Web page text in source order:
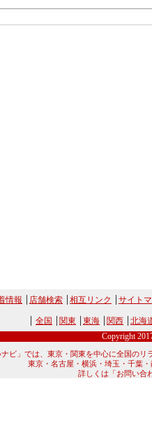
情報 店舗検索 相互リンク サイト
全国 関東 東海 関西
北海
Copyright
ナビ」では、東京・関東を中心に全国の
東京・名古屋・横浜・埼玉・千葉
詳しくは「お問い合